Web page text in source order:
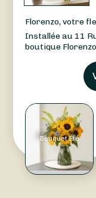
Florenzo, votre
Installée au 11
boutique
Bouquet Été